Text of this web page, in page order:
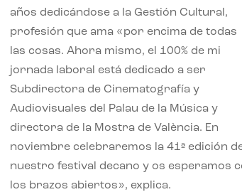
años dedicándose a la Gestión Cultural,
profesión que ama «por encima de todas
las cosas. Ahora mismo, el 100% de mi
jornada laboral está dedicado a ser
Subdirectora de Cinematografía y
Audiovisuales del Palau de la Música y
directora de la Mostra de València. En
noviembre celebraremos la 41ª edición
nuestro festival decano y os esperamos
los brazos abiertos», explica.